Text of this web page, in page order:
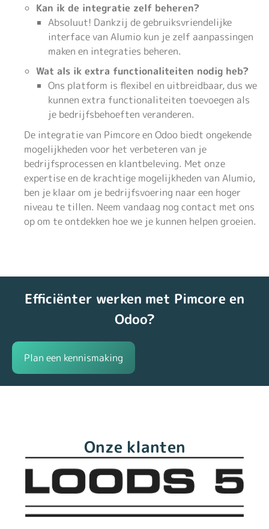
Kan ik de integratie zelf beheren?
Absoluut! Dankzij de gebruiksvriendelijke
interface van Alumio kun je zelf aanpassingen
maken en integraties beheren.
Wat als ik extra functionaliteiten nodig heb?
Ons platform is flexibel en uitbreidbaar, dus we
kunnen extra functionaliteiten toevoegen als
je bedrijfsbehoeften veranderen.
De integratie van Pimcore en Odoo biedt ongekende
mogelijkheden voor het verbeteren van je
bedrijfsprocessen en klantbeleving. Met onze
expertise en de krachtige mogelijkheden van Alumio,
ben je klaar om je bedrijfsvoering naar een hoger
niveau te tillen. Neem vandaag nog contact met ons
op om te ontdekken hoe we je kunnen helpen groeien.
Efficiënter werken met Pimcore en
Odoo?
Plan een kennismaking
Onze klanten